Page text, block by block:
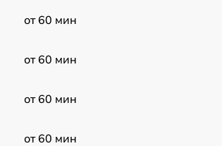
от 60 мин
от 60 мин
от 60 мин
от 60 мин